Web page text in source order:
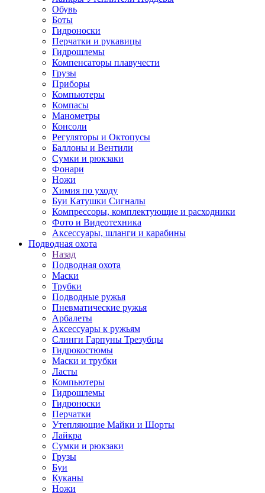
Обувь
Боты
Гидроноски
Перчатки и рукавицы
Гидрошлемы
Компенсаторы плавучести
Грузы
Приборы
Компьютеры
Компасы
Манометры
Консоли
Регуляторы и Октопусы
Баллоны и Вентили
Сумки и рюкзаки
Фонари
Ножи
Химия по уходу
Буи Катушки Сигналы
Компрессоры, комплектующие и расходники
Фото и Видеотехника
Аксессуары, шланги и карабины
Подводная охота
Назад
Подводная охота
Маски
Трубки
Подводные ружья
Пневматические ружья
Арбалеты
Аксессуары к ружьям
Слинги Гарпуны Трезубцы
Гидрокостюмы
Маски и трубки
Ласты
Компьютеры
Гидрошлемы
Гидроноски
Перчатки
Утепляющие Майки и Шорты
Лайкра
Сумки и рюкзаки
Грузы
Буи
Куканы
Ножи